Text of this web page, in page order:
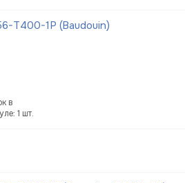
Т400-1Р (Baudouin)
в
1 шт.